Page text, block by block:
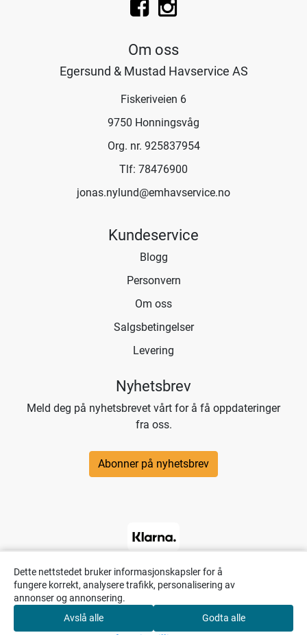
Dette nettstedet bruker informasjonskapsler for å
fungere korrekt, analysere trafikk, personalisering av
annonser og annonsering.
Avslå alle
Godta alle
Om oss
Egersund & Mustad Havservice AS
Fiskeriveien 6
9750 Honningsvåg
Org. nr. 925837954
Tlf: 78476900
jonas.nylund@emhavservice.no
Kundeservice
Blogg
Personvern
Om oss
Salgsbetingelser
Levering
Nyhetsbrev
Meld deg på nyhetsbrevet vårt for å få oppdateringer
fra oss.
Abonner på nyhetsbrev